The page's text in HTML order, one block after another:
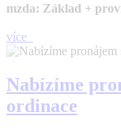
mzda: Základ +
více
Nabízíme
ordinace